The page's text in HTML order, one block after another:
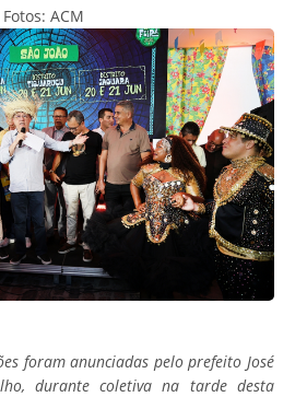
ACM
foram anunciadas pelo prefeito José
durante coletiva na tarde desta